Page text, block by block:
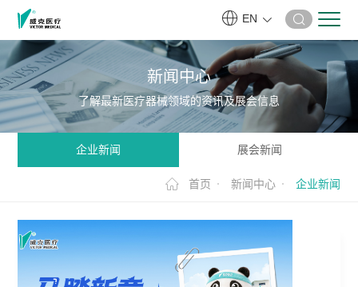
EN
新闻中心
了解最新医疗器械领域的资讯及展会信息
企业新闻 展会新闻
首页 新闻中心 企业新闻